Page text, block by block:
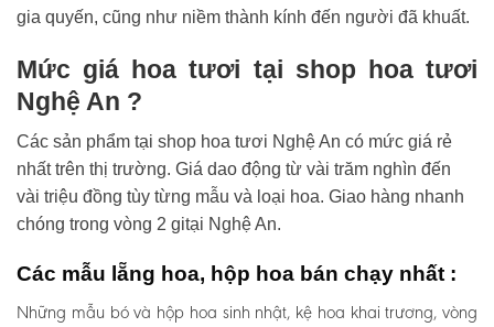
gia quyến, cũng như niềm thành kính đến người đã khuất.
Mức giá hoa tươi tại shop hoa tươi
Nghệ An ?
Các sản phẩm tại shop hoa tươi Nghệ An có mức giá rẻ
nhất trên thị trường. Giá dao động từ vài trăm nghìn đến
vài triệu đồng tùy từng mẫu và loại hoa. Giao hàng nhanh
chóng trong vòng 2 gitại Nghệ An.
Các mẫu lẵng hoa, hộp hoa bán chạy nhất :
Những mẫu bó và hộp hoa sinh nhật, kệ hoa khai trương, vòng